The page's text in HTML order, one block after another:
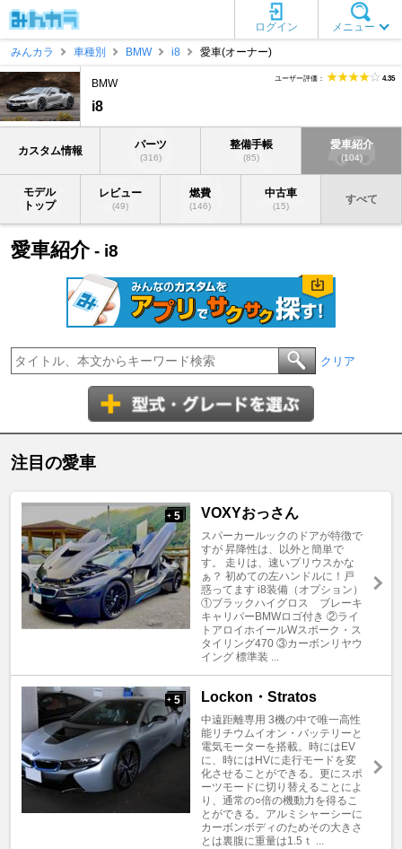
メニュー
ログイン
みんカラ
車種別 BMW i8 愛車(オーナー)
BMW
i8
ユーザー評価： 4.35
カスタム情報 パーツ
(316)
整備手帳
(85)
愛車紹介
(104)
モデル
トップ
レビュー
(49)
燃費
(146)
中古車
(15)
すべて
愛車紹介- i8
クリア
注目の愛車
+ 5 VOXYおっさん
スパーカールックのドアが特徴で
すが 昇降性は、以外と簡単で
す。 走りは、速いプリウスかな
ぁ？ 初めての左ハンドルに！戸
惑ってます i8装備（オプション）
①ブラックハイグロス ブレーキ
キャリパーBMWロゴ付き ②ライ
トアロイホイールWスポーク・ス
タイリング470 ③カーボンリヤウ
イング 標準装 ...
+ 5 Lockon・Stratos
中遠距離専用 3機の中で唯一高性
能リチウムイオン・バッテリーと
電気モーターを搭載。時にはEV
に、時にはHVに走行モードを変
化させることができる。更にスポ
ーツモードに切り替えることによ
り、通常の○倍の機動力を得るこ
とができる。アルミシャーシーに
カーボンボディのためその大きさ
とは裏腹に重量は1.5ｔ ...